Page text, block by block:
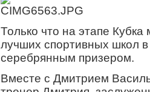
Только что на этапе
лучших спортивных школ
серебрянным призером.
Вместе с Дмитрием